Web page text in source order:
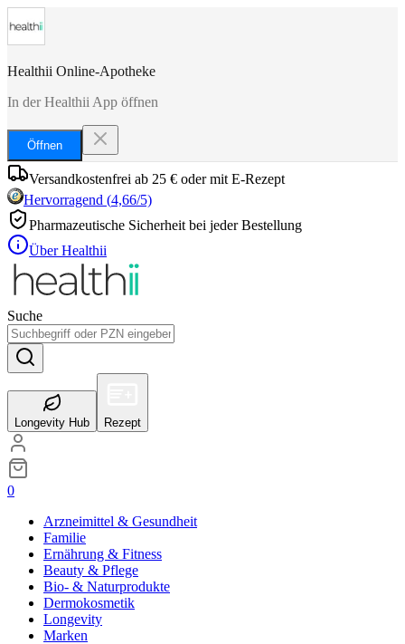
Healthii Online-Apotheke
In der Healthii App öffnen
Öffnen
Versandkostenfrei ab 25 € oder mit E-Rezept
Hervorragend (4,66/5)
Pharmazeutische Sicherheit bei jeder Bestellung
Über Healthii
Suche
Longevity Hub Rezept
0
Arzneimittel & Gesundheit
Familie
Ernährung & Fitness
Beauty & Pflege
Bio- & Naturprodukte
Dermokosmetik
Longevity
Marken